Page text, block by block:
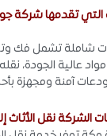
التي تقدمها شركة
شاملة تشمل فك
عالية الجودة،
آمنة ومجهزة